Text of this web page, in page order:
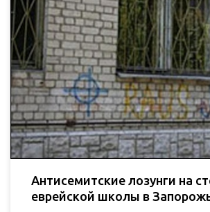
Антисемитские лозунги на
еврейской школы в